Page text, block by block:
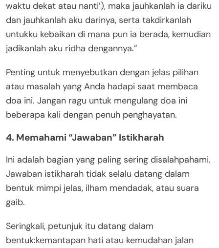
waktu dekat atau nanti’), maka jauhkanlah ia dariku
dan jauhkanlah aku darinya, serta takdirkanlah
untukku kebaikan di mana pun ia berada, kemudian
jadikanlah aku ridha dengannya.”
Penting untuk menyebutkan dengan jelas pilihan
atau masalah yang Anda hadapi saat membaca
doa ini. Jangan ragu untuk mengulang doa ini
beberapa kali dengan penuh penghayatan.
4. Memahami “Jawaban” Istikharah
Ini adalah bagian yang paling sering disalahpahami.
Jawaban istikharah tidak selalu datang dalam
bentuk mimpi jelas, ilham mendadak, atau suara
gaib.
Seringkali, petunjuk itu datang dalam
bentuk:kemantapan hati atau kemudahan jalan